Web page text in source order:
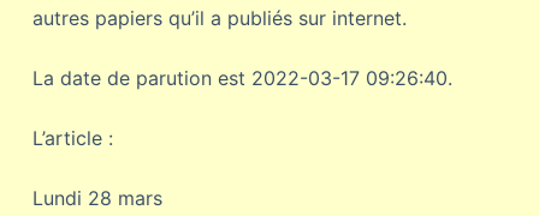
autres papiers qu’il a publiés sur internet.
La date de parution est 2022-03-17 09:26:40.
L’article :
Lundi 28 mars